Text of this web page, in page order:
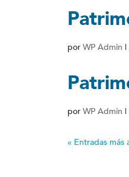
por WP Admin |
por WP Admin |
« Entradas más